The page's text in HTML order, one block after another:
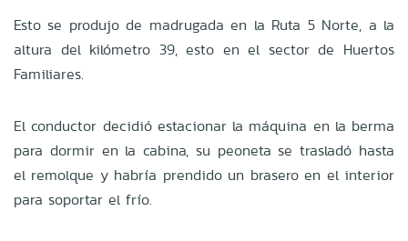
Esto se produjo de madrugada en la Ruta 5 Norte, a la
altura del kilómetro 39, esto en el sector de Huertos
Familiares.
El conductor decidió estacionar la máquina en la berma
para dormir en la cabina, su peoneta se trasladó hasta
el remolque y habría prendido un brasero en el interior
para soportar el frío.